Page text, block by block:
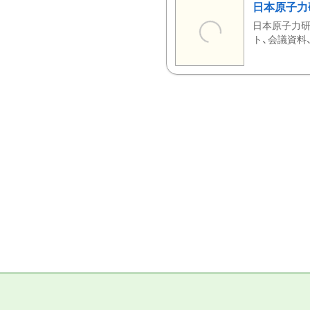
日本原子
日本原子力
ト、会議資